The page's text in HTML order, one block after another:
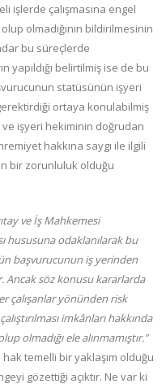
işlerde çalışmasına engel
olmadığının bildirilmesinin
bu süreçlerde
yapıldığı belirtilmiş ise de bu
statüsünün işyeri
ortaya konulabilmiş
ve işyeri hekiminin doğrudan
hakkına saygı ile ilgili
bir zorunluluk olduğu
ve İş Mahkemesi
hususuna odaklanılarak bu
başvurucunun iş yerinden
Ancak söz konusu kararlarda
çalışanlar yönünden risk
imkânları hakkında
olmadığı ele alınmamıştır.”
hak temelli bir yaklaşım olduğu
gözettiği açıktır. Ne var ki